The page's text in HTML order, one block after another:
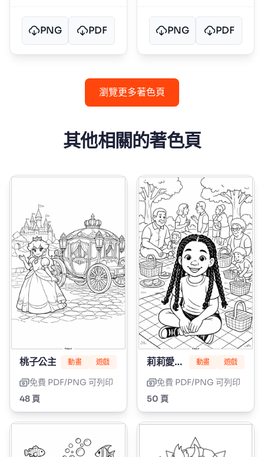
PNG PDF PNG PDF
瀏覽更多著色頁
其他相關的著色頁
桃子公主 動畫 遊戲
免費 PDF/PNG 可列印
48 頁
莉莉愛編髮 動畫 遊戲
免費 PDF/PNG 可列印
50 頁